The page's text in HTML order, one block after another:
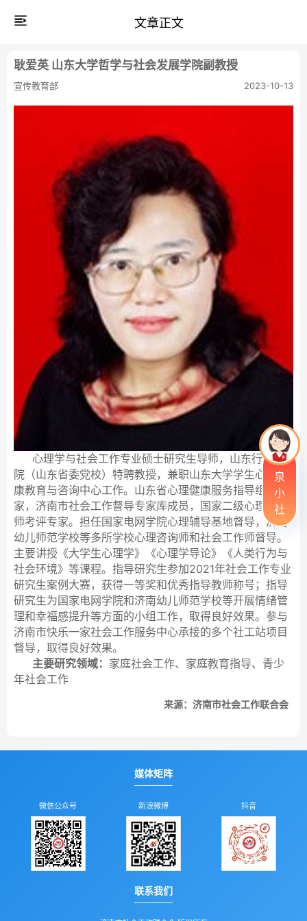
文章正文
耿爱英 山东大学哲学与社会发展学院副教授
宣传教育部 2023-10-13
心理学与社会工作专业硕士研究生导师，山东行政学
院（山东省委党校）特聘教授，兼职山东大学学生心理健
康教育与咨询中心工作。山东省心理健康服务指导组专
家，济南市社会工作督导专家库成员，国家二级心理咨询
师考评专家。担任国家电网学院心理辅导基地督导，济南
幼儿师范学校等多所学校心理咨询师和社会工作师督导。
主要讲授《大学生心理学》《心理学导论》《人类行为与
社会环境》等课程。指导研究生参加2021年社会工作专业
研究生案例大赛，获得一等奖和优秀指导教师称号；指导
研究生为国家电网学院和济南幼儿师范学校等开展情绪管
理和幸福感提升等方面的小组工作，取得良好效果。参与
济南市快乐一家社会工作服务中心承接的多个社工站项目
督导，取得良好效果。
主要研究领域： 家庭社会工作、家庭教育指导、青少
年社会工作
来源：济南市社会工作联合会
媒体矩阵
微信公众号 新浪微博 抖音
联系我们
泉
小
社